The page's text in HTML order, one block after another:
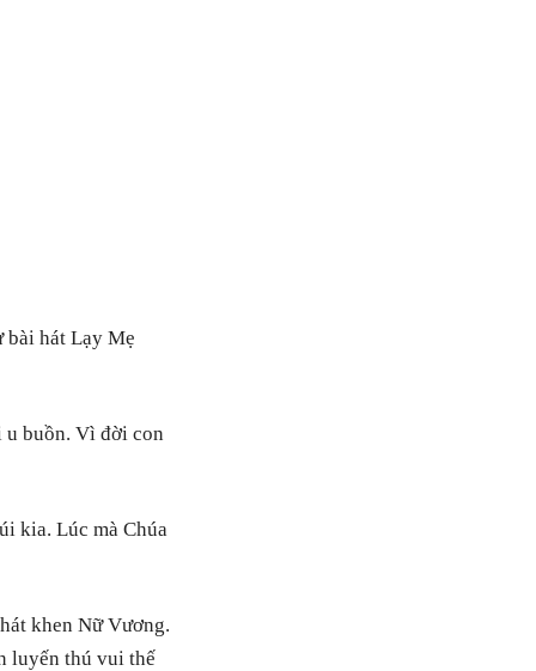
bài hát Lạy Mẹ
buồn. Vì đời con
kia. Lúc mà Chúa
khen Nữ Vương.
luyến thú vui thế